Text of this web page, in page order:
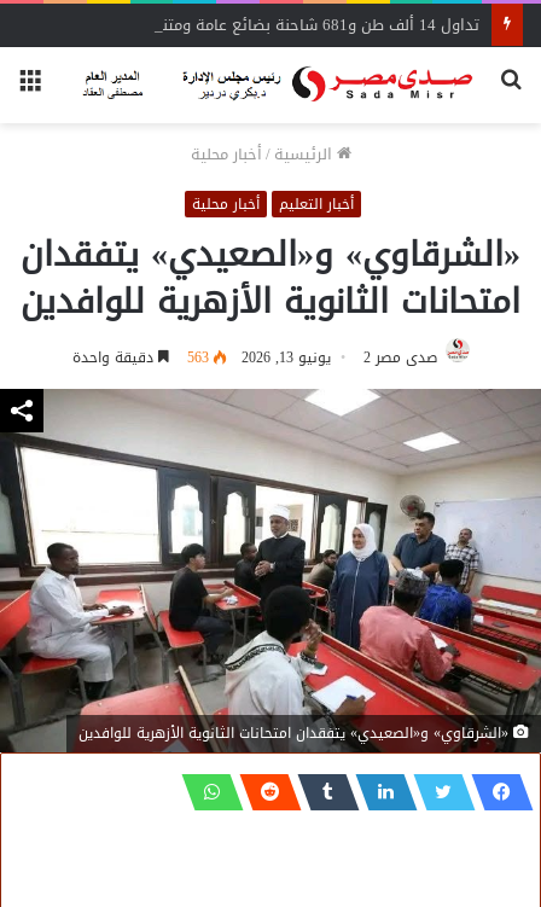
بحث
الرئيسية/أخبار محلية
أخبار التعليم أخبار محلية
«الشرقاوي» و«الصعيدي» يتفقدان
امتحانات الثانوية الأزهرية للوافدين
صدى مصر 2 يونيو 13, 2026 563 دقيقة واحدة
«الشرقاوي» و«الصعيدي» يتفقدان امتحانات الثانوية الأزهرية للوافدين